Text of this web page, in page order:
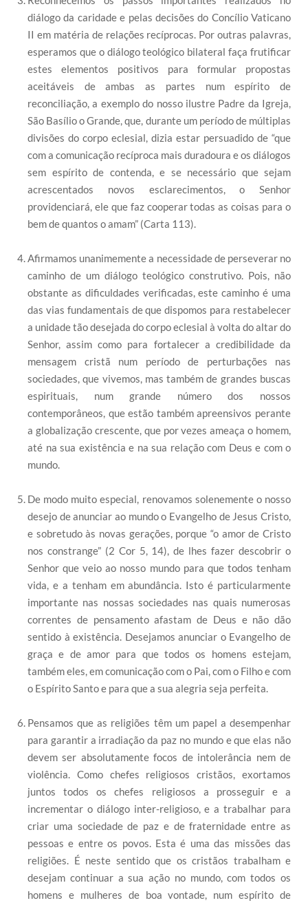
diálogo da caridade e pelas decisões do Concílio Vaticano
II em matéria de relações recíprocas. Por outras palavras,
esperamos que o diálogo teológico bilateral faça frutificar
estes elementos positivos para formular propostas
aceitáveis de ambas as partes num espírito de
reconciliação, a exemplo do nosso ilustre Padre da Igreja,
São Basílio o Grande, que, durante um período de múltiplas
divisões do corpo eclesial, dizia estar persuadido de “que
com a comunicação recíproca mais duradoura e os diálogos
sem espírito de contenda, e se necessário que sejam
acrescentados novos esclarecimentos, o Senhor
providenciará, ele que faz cooperar todas as coisas para o
bem de quantos o amam” (Carta 113).
Afirmamos unanimemente a necessidade de perseverar no
caminho de um diálogo teológico construtivo. Pois, não
obstante as dificuldades verificadas, este caminho é uma
das vias fundamentais de que dispomos para restabelecer
a unidade tão desejada do corpo eclesial à volta do altar do
Senhor, assim como para fortalecer a credibilidade da
mensagem cristã num período de perturbações nas
sociedades, que vivemos, mas também de grandes buscas
espirituais, num grande número dos nossos
contemporâneos, que estão também apreensivos perante
a globalização crescente, que por vezes ameaça o homem,
até na sua existência e na sua relação com Deus e com o
mundo.
De modo muito especial, renovamos solenemente o nosso
desejo de anunciar ao mundo o Evangelho de Jesus Cristo,
e sobretudo às novas gerações, porque “o amor de Cristo
nos constrange” (2 Cor 5, 14), de lhes fazer descobrir o
Senhor que veio ao nosso mundo para que todos tenham
vida, e a tenham em abundância. Isto é particularmente
importante nas nossas sociedades nas quais numerosas
correntes de pensamento afastam de Deus e não dão
sentido à existência. Desejamos anunciar o Evangelho de
graça e de amor para que todos os homens estejam,
também eles, em comunicação com o Pai, com o Filho e com
o Espírito Santo e para que a sua alegria seja perfeita.
Pensamos que as religiões têm um papel a desempenhar
para garantir a irradiação da paz no mundo e que elas não
devem ser absolutamente focos de intolerância nem de
violência. Como chefes religiosos cristãos, exortamos
juntos todos os chefes religiosos a prosseguir e a
incrementar o diálogo inter-religioso, e a trabalhar para
criar uma sociedade de paz e de fraternidade entre as
pessoas e entre os povos. Esta é uma das missões das
religiões. É neste sentido que os cristãos trabalham e
desejam continuar a sua ação no mundo, com todos os
homens e mulheres de boa vontade, num espírito de